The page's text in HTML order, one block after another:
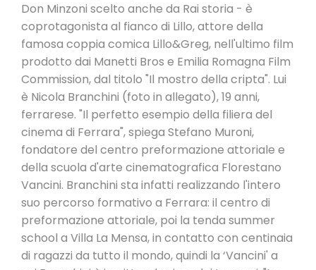
Don Minzoni scelto anche da Rai storia - è
coprotagonista al fianco di Lillo, attore della
famosa coppia comica Lillo&Greg, nell'ultimo film
prodotto dai Manetti Bros e Emilia Romagna Film
Commission, dal titolo "Il mostro della cripta". Lui
è Nicola Branchini (foto in allegato), 19 anni,
ferrarese. "Il perfetto esempio della filiera del
cinema di Ferrara", spiega Stefano Muroni,
fondatore del centro preformazione attoriale e
della scuola d'arte cinematografica Florestano
Vancini. Branchini sta infatti realizzando l'intero
suo percorso formativo a Ferrara: il centro di
preformazione attoriale, poi la tenda summer
school a Villa La Mensa, in contatto con centinaia
di ragazzi da tutto il mondo, quindi la ‘Vancini' a